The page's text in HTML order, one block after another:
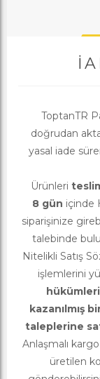
ToptanTR
doğrudan
yasal iade
Ürünleri
8 gün içinde
siparişinize
talebinde
Nitelikli Satış
işlemlerini
kazanılmış
taleplerine
Anlaşmalı
üretilen